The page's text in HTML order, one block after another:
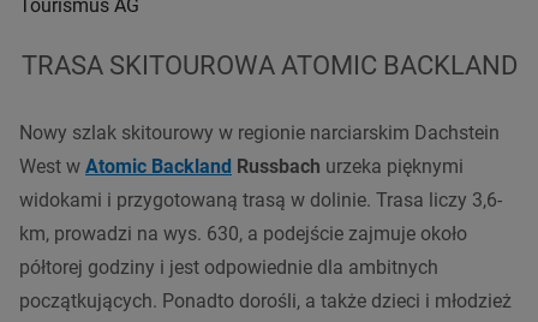
Tourismus AG
TRASA SKITOUROWA ATOMIC BACKLAND
Nowy szlak skitourowy w regionie narciarskim Dachstein
West w Atomic Backland Russbach urzeka pięknymi
widokami i przygotowaną trasą w dolinie. Trasa liczy 3,6-
km, prowadzi na wys. 630, a podejście zajmuje około
półtorej godziny i jest odpowiednie dla ambitnych
początkujących. Ponadto dorośli, a także dzieci i młodzież